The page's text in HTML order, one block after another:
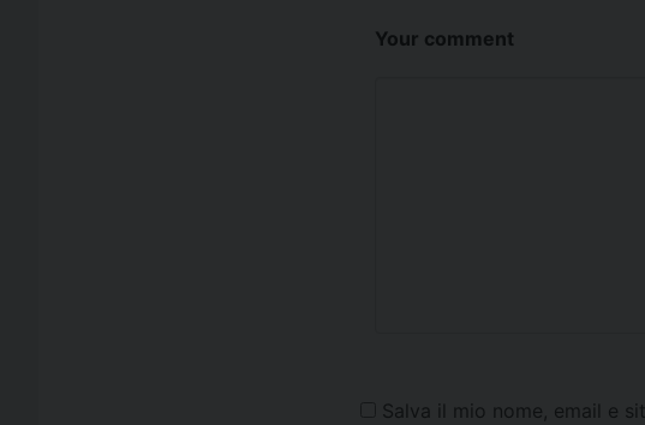
Your comment
Salva il mio nome, email e